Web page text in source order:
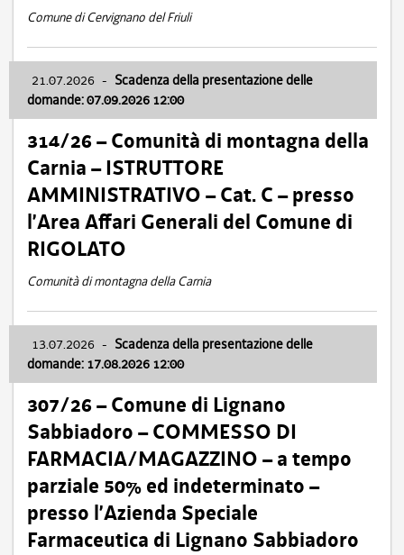
Comune di Cervignano del Friuli
21.07.2026 - Scadenza della presentazione delle
domande: 07.09.2026 12:00
314/26 – Comunità di montagna della
Carnia – ISTRUTTORE
AMMINISTRATIVO – Cat. C – presso
l’Area Affari Generali del Comune di
RIGOLATO
Comunità di montagna della Carnia
13.07.2026 - Scadenza della presentazione delle
domande: 17.08.2026 12:00
307/26 – Comune di Lignano
Sabbiadoro – COMMESSO DI
FARMACIA/MAGAZZINO – a tempo
parziale 50% ed indeterminato –
presso l’Azienda Speciale
Farmaceutica di Lignano Sabbiadoro